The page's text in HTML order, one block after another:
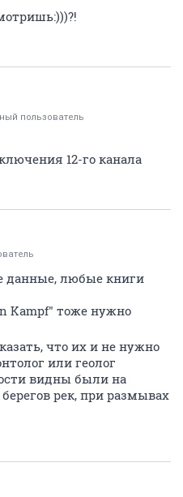
пользователь
12-го канала
данные, любые книги
Kampf" тоже нужно
что их и не нужно
или геолог
видны были на
рек, при размывах